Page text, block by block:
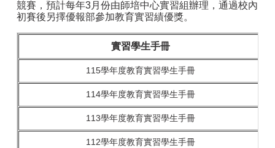
競賽，預計每年3月份由師培中心實習組辦理，通過校內
初賽後另擇優報部參加教育實習績優獎。
實習學生手冊
115學年度教育實習學生手冊
114學年度教育實習學生手冊
113學年度教育實習學生手冊
112學年度教育實習學生手冊